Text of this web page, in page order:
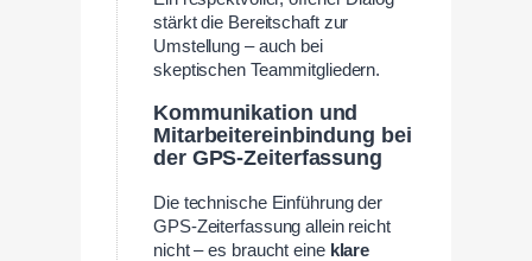
stärkt die Bereitschaft zur
Umstellung – auch bei
skeptischen Teammitgliedern.
Kommunikation und
Mitarbeitereinbindung bei
der GPS-Zeiterfassung
Die technische Einführung der
GPS-Zeiterfassung allein reicht
nicht – es braucht eine klare